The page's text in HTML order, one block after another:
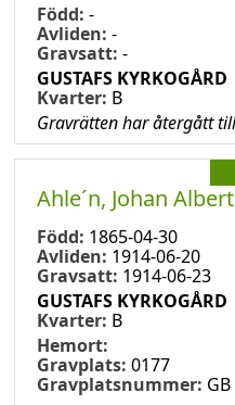
Född: -
Avliden: -
Gravsatt: -
GUSTAFS KYRKOGÅRD
Kvarter: B
Gravrätten har återgått
Ahle´n, Johan Albert
Född: 1865-04-30
Avliden: 1914-06-20
Gravsatt: 1914-06-23
GUSTAFS KYRKOGÅRD
Kvarter: B
Hemort:
Gravplats: 0177
Gravplatsnummer: